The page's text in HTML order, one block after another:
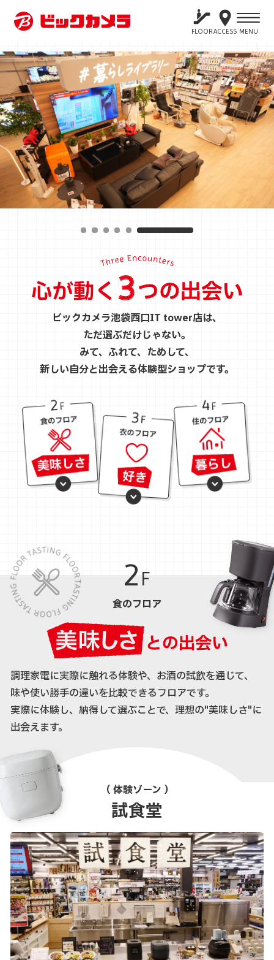
店舗情報トップ ビックカメラ池袋西口IT tower店
FLOORACCESS MENU
ビックカメラ池袋西口IT tower店
ビックカメラ池袋西口IT tower店は、
ただ選ぶだけじゃない。
みて、ふれて、ためして、
新しい自分と出会える体験型ショップです。
2 F
食のフロア
調理家電に実際に触れる体験や、お酒の試飲を通じて、
味や使い勝手の違いを比較できるフロアです。
実際に体験し、納得して選ぶことで、理想の"美味しさ"に
出会えます。
（ 体験ゾーン ）
試食堂